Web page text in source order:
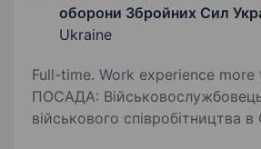
оборони Збройних Сил
Ukraine
Full-time. Work experience more
ПОСАДА:
військового співробітництва